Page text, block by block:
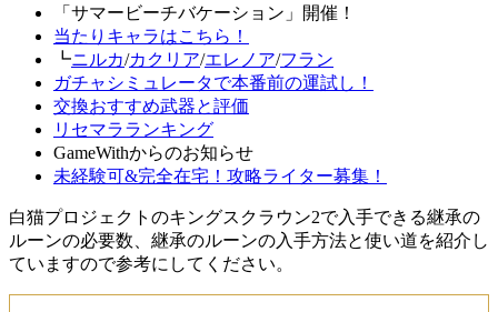
「サマービーチバケーション」開催！
当たりキャラはこちら！
┗ニルカ/カクリア/エレノア/フラン
ガチャシミュレータで本番前の運試し！
交換おすすめ武器と評価
リセマラランキング
GameWithからのお知らせ
未経験可&完全在宅！攻略ライター募集！
白猫プロジェクトのキングスクラウン2で入手できる継承の
ルーンの必要数、継承のルーンの入手方法と使い道を紹介し
ていますので参考にしてください。